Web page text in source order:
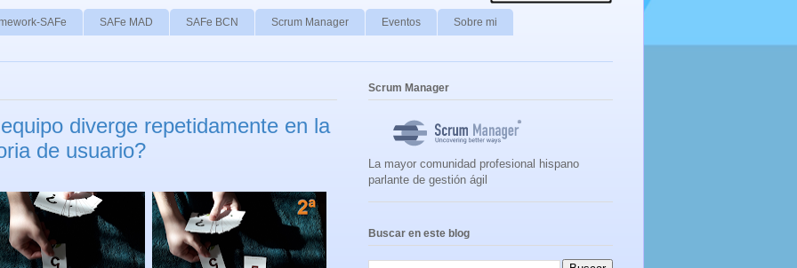
SAFe SAFe MAD SAFe BCN Scrum Manager Eventos Sobre mi
diverge repetidamente en la
de usuario?
Scrum Manager
La mayor comunidad profesional hispano
parlante de gestión ágil
Buscar en este blog